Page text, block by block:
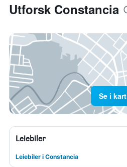
Utforsk Constancia
Se i kart
Leiebiler
Leiebiler i Constancia